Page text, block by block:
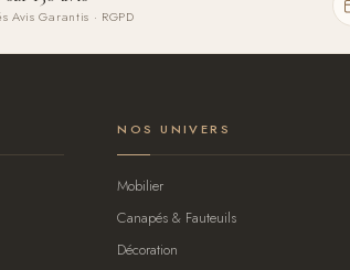
Avis Garantis · RGPD
NOS UNIVERS
Mobilier
Canapés & Fauteuils
Décoration